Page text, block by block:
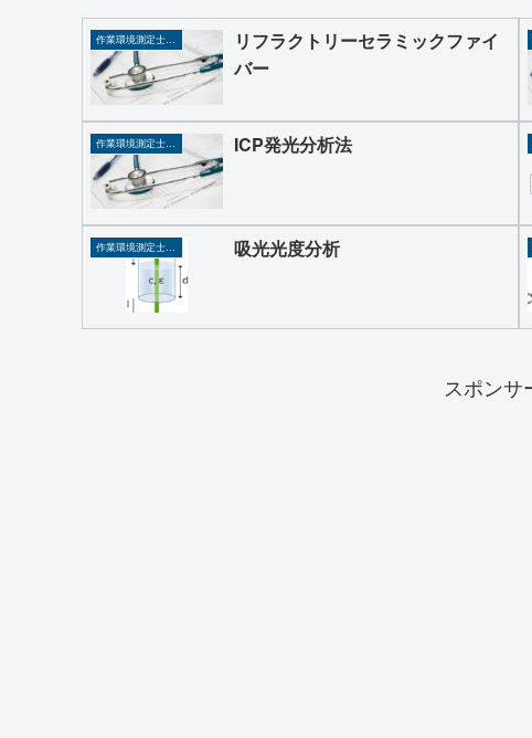
作業環境測定士、作業主任者
リフラクトリーセラミックファイ
バー
作業環境測定士、作業主任者 ICP発光分析法
作業環境測定士、作業主任者 吸光光度分析
スポンサ